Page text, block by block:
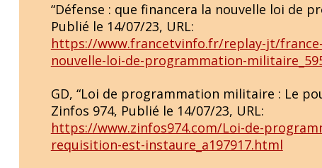
“Défense : que financera la nouvelle loi de
Publié le 14/07/23, URL:
https://www.francetvinfo.fr/replay-jt/
nouvelle-loi-de-programmation-
GD, “Loi de programmation militaire : Le
Zinfos 974, Publié le 14/07/23, URL:
https://www.zinfos974.com/Loi-de-
requisition-est-instaure_a197917.html